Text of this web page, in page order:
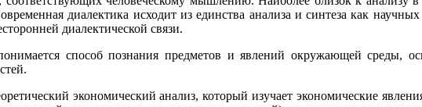
диалектика исходит из единства анализа и синтеза как
диалектической связи.
способ познания предметов и явлений окружающей среды,
экономический анализ, который изучает экономические